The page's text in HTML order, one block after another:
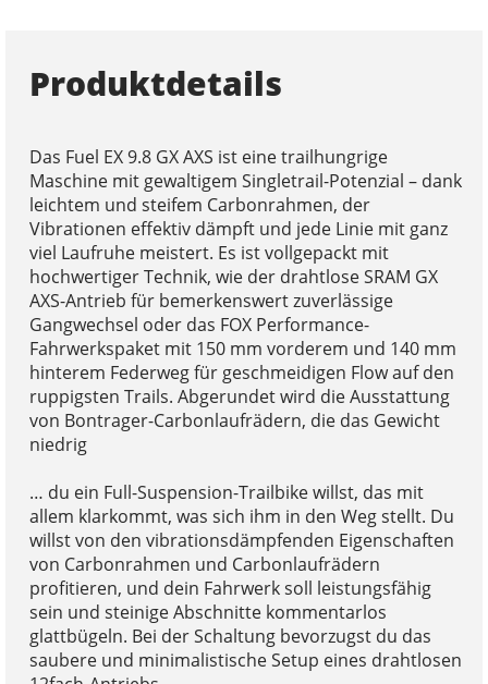
Produktdetails
Das Fuel EX 9.8 GX AXS ist eine trailhungrige
Maschine mit gewaltigem Singletrail-Potenzial – dank
leichtem und steifem Carbonrahmen, der
Vibrationen effektiv dämpft und jede Linie mit ganz
viel Laufruhe meistert. Es ist vollgepackt mit
hochwertiger Technik, wie der drahtlose SRAM GX
AXS-Antrieb für bemerkenswert zuverlässige
Gangwechsel oder das FOX Performance-
Fahrwerkspaket mit 150 mm vorderem und 140 mm
hinterem Federweg für geschmeidigen Flow auf den
ruppigsten Trails. Abgerundet wird die Ausstattung
von Bontrager-Carbonlaufrädern, die das Gewicht
niedrig
… du ein Full-Suspension-Trailbike willst, das mit
allem klarkommt, was sich ihm in den Weg stellt. Du
willst von den vibrationsdämpfenden Eigenschaften
von Carbonrahmen und Carbonlaufrädern
profitieren, und dein Fahrwerk soll leistungsfähig
sein und steinige Abschnitte kommentarlos
glattbügeln. Bei der Schaltung bevorzugst du das
saubere und minimalistische Setup eines drahtlosen